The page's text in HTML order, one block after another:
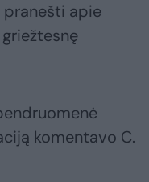
pranešti apie
komentavo C.